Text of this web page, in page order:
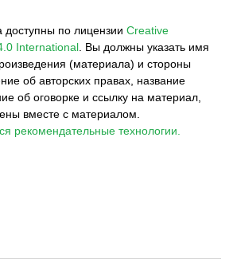
по лицензии Creative
International. Вы должны указать имя
(материала) и стороны
об авторских правах, название
об оговорке и ссылку на материал,
вместе с материалом.
рекомендательные технологии.